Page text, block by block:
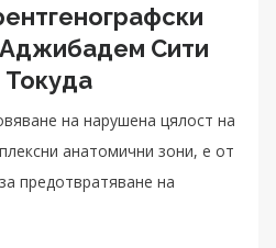
Аджибадем Сити
на нарушена цялост на
анатомични зони, е от
предотвратяване на